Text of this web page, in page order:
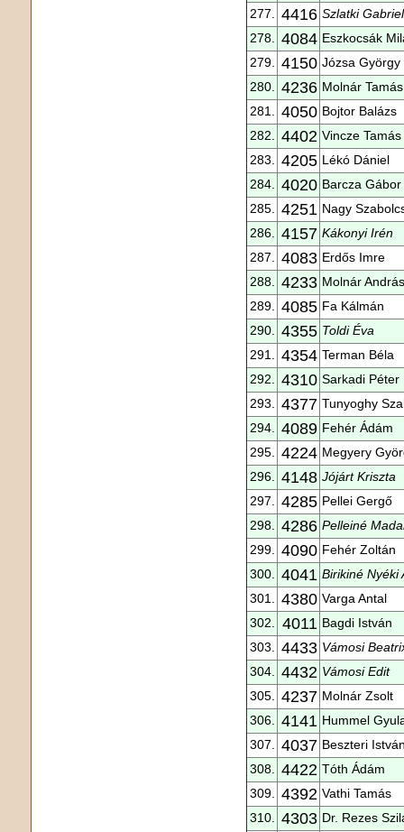
277.
4416 Szlatki
278.
4084 Eszkocsák
279.
4150 Józsa György
280.
4236 Molnár Tamás
281.
4050 Bojtor Balázs
282.
4402 Vincze Tamás
283.
4205 Lékó Dániel
284.
4020 Barcza Gábor
285.
4251 Nagy
286.
4157 Kákonyi Irén
287.
4083 Erdős Imre
288.
4233 Molnár András
289.
4085 Fa Kálmán
290.
4355 Toldi Éva
291.
4354 Terman Béla
292.
4310 Sarkadi Péter
293.
4377 Tunyoghy
294.
4089 Fehér Ádám
295.
4224 Megyery
296.
4148 Jójárt Kriszta
297.
4285 Pellei Gergő
298.
4286 Pelleiné
299.
4090 Fehér Zoltán
300.
4041 Birikiné Nyéki
301.
4380 Varga Antal
302.
4011 Bagdi István
303.
4433 Vámosi
304.
4432 Vámosi Edit
305.
4237 Molnár Zsolt
306.
4141 Hummel
307.
4037 Beszteri
308.
4422 Tóth Ádám
309.
4392 Vathi Tamás
310.
4303 Dr. Rezes